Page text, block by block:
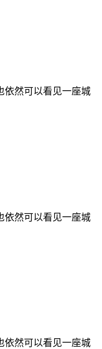
依然可以看见一座城
依然可以看见一座城
依然可以看见一座城